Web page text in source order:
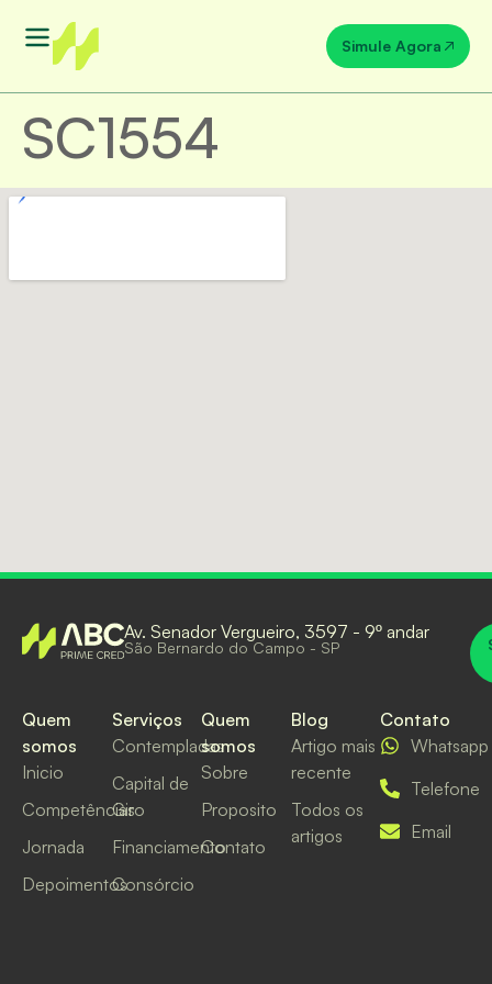
Simule Agora
SC1554
Av. Senador Vergueiro, 3597 - 9º andar
São Bernardo do Campo - SP
Quem
somos
Inicio
Competências
Jornada
Depoimentos
Serviços
Contempladas
Capital de
Giro
Financiamento
Consórcio
Quem
somos
Sobre
Proposito
Contato
Blog
Artigo mais
recente
Todos os
artigos
Contato
Whatsapp
Telefone
Email